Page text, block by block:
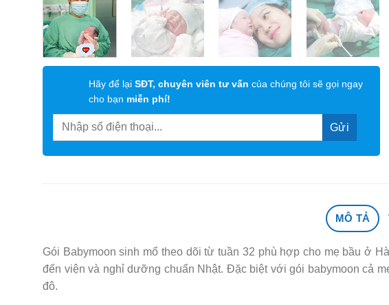
Hãy để lại SĐT, chuyên viên tư vấn của chúng tôi sẽ gọi ngay
cho bạn miễn phí!
MÔ TẢ
Gói Babymoon sinh mổ theo dõi từ tuần 32 phù hợp cho mẹ bầu ở
đến viện và nghỉ dưỡng chuẩn Nhật. Đặc biệt với gói babymoon cả
đô.